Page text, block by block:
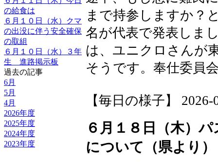
の給食は
６月１０日（水）クマ
の出没に伴う安全確保
の取組
６月１０日（水）３年
生 進路掲示板
過去の記事
6月
5月
4月
2026年度
2025年度
2024年度
2023年度
まで持参しますか？
名が代表で発表しま
は、ユニクロさんが
そうです。奉仕委員
【毎日の様子】
６月１８日（木）
について（県より）